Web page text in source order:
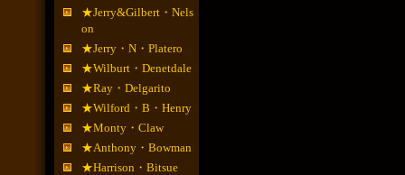
★Jerry&Gilbert・Nels
on
★Jerry・N・Platero
★Wilburt・Denetdale
★Ray・Delgarito
★Wilford・B・Henry
★Monty・Claw
★Anthony・Bowman
★Harrison・Bitsue